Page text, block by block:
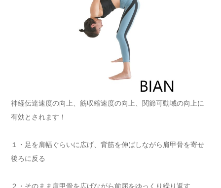
神経伝達速度の向上、筋収縮速度の向上、関節可動域の向上に
有効とされます！
１・足を肩幅ぐらいに広げ、背筋を伸ばしながら肩甲骨を寄せ
後ろに反る
２・そのまま肩甲骨を広げながら前屈をゆっくり繰り返す